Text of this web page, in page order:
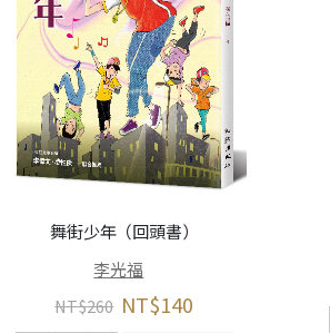
舞街少年（回頭書）
李光福
NT$260 NT$140